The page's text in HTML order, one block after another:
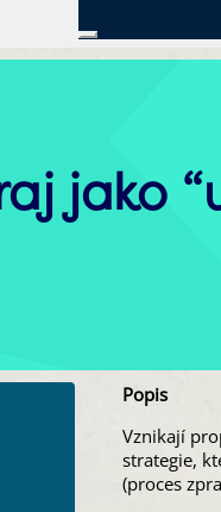
jako
Popis
Vznikají
strategie,
(proces